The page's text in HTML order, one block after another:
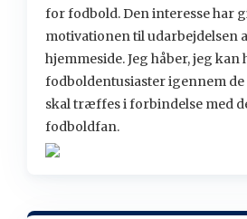
for fodbold. Den interesse har
motivationen til udarbejdelsen
hjemmeside. Jeg håber, jeg
fodboldentusiaster igennem de
skal træffes i forbindelse med
fodboldfan.